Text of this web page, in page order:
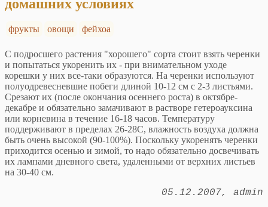
домашних условиях
фрукты овощи фейхоа
С подросшего растения "хорошего" сорта стоит взять черенки
и попытаться укоренить их - при внимательном уходе
корешки у них все-таки образуются. На черенки используют
полуодревесневшие побеги длиной 10-12 см с 2-3 листьями.
Срезают их (после окончания осеннего роста) в октябре-
декабре и обязательно замачивают в растворе гетероауксина
или корневина в течение 16-18 часов. Температуру
поддерживают в пределах 26-28С, влажность воздуха должна
быть очень высокой (90-100%). Поскольку укоренять черенки
приходится осенью и зимой, то надо обязательно досвечивать
их лампами дневного света, удаленными от верхних листьев
на 30-40 см.
05.12.2007 admin